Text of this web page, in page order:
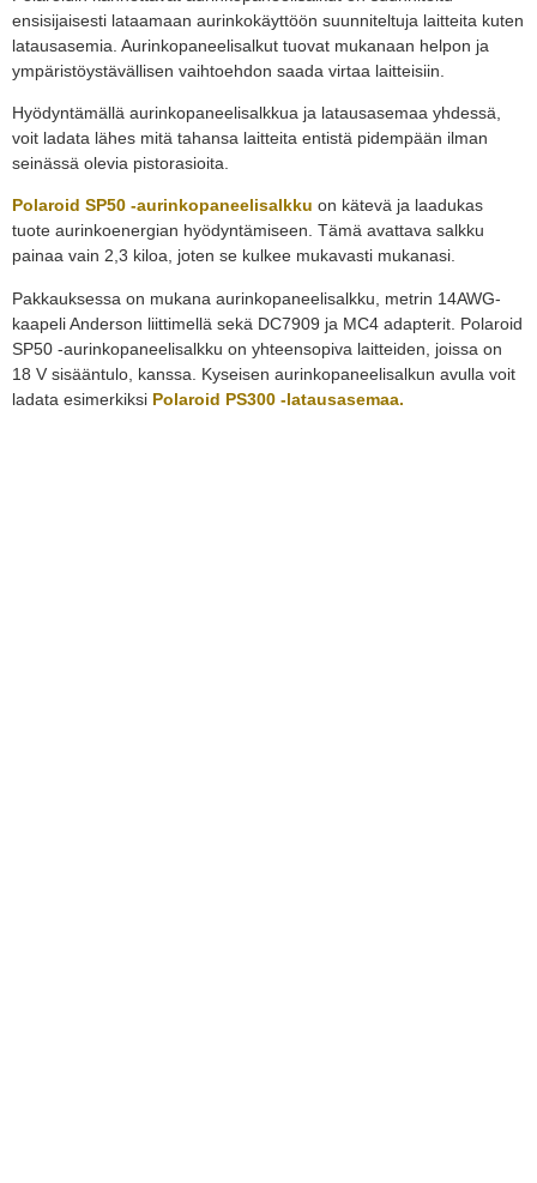
ensisijaisesti lataamaan aurinkokäyttöön suunniteltuja laitteita kuten
latausasemia. Aurinkopaneelisalkut tuovat mukanaan helpon ja
ympäristöystävällisen vaihtoehdon saada virtaa laitteisiin.
Hyödyntämällä aurinkopaneelisalkkua ja latausasemaa yhdessä,
voit ladata lähes mitä tahansa laitteita entistä pidempään ilman
seinässä olevia pistorasioita.
Polaroid SP50 -aurinkopaneelisalkku on kätevä ja laadukas
tuote aurinkoenergian hyödyntämiseen. Tämä avattava salkku
painaa vain 2,3 kiloa, joten se kulkee mukavasti mukanasi.
Pakkauksessa on mukana aurinkopaneelisalkku, metrin 14AWG-
kaapeli Anderson liittimellä sekä DC7909 ja MC4 adapterit Polaroid
SP50 -aurinkopaneelisalkku on yhteensopiva laitteiden, joissa on
18 V sisääntulo, kanssa. Kyseisen aurinkopaneelisalkun avulla voit
ladata esimerkiksi Polaroid PS300 -latausasemaa.